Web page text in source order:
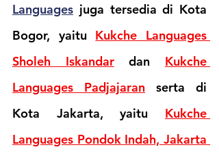
Languages juga tersedia di Kota
Bogor, yaitu Kukche Languages
Sholeh Iskandar
dan Kukche
Languages Padjajaran serta di
Kota Jakarta, yaitu Kukche
Languages Pondok Indah, Jakarta